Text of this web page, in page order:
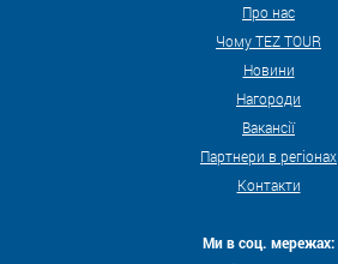
Про нас
Чому TEZ TOUR
Новини
Нагороди
Вакансії
Партнери в регіонах
Контакти
Ми в соц. мережах: